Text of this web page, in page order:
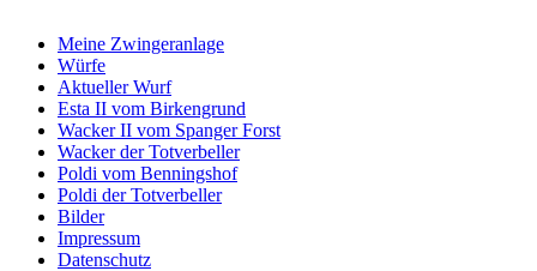
Meine Zwingeranlage
Würfe
Aktueller Wurf
Esta II vom Birkengrund
Wacker II vom Spanger Forst
Wacker der Totverbeller
Poldi vom Benningshof
Poldi der Totverbeller
Bilder
Impressum
Datenschutz